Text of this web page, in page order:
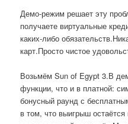
Демо-режим решает эту
получаете виртуальные
каких-либо
карт.Просто чистое
Возьмём Sun of Egypt 3.В
функции, что и в платной:
бонусный раунд с
в том, что выигрыш